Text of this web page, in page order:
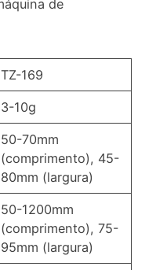
de
TZ-169
3-10g
50-70mm
(comprimento), 45-
80mm (largura)
50-1200mm
(comprimento), 75-
95mm (largura)